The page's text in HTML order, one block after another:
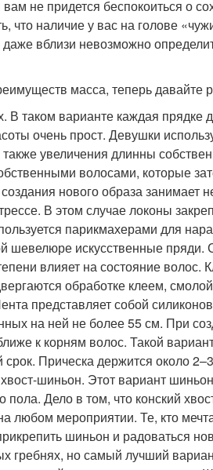
не придется беспокоиться о
что наличие у вас на голове
вблизи невозможно
масса, теперь
В таком варианте каждая
очень прост. Девушки
также увеличения длинны
волосами, которые
нового образа занимает
В этом случае локоны
парикмахерами для
шевелюре искусственные пряди.
влияет на состояние волос.
обработке клеем,
представляет собой
на ней не более 55 см. При
к корням волос. Такой
срок. Прическа держится около
шиньон. Этот вариант
пола. Дело в том, что конский
любом мероприятии. Те, кто
шиньон и радоваться
гребнях, но самый лучший